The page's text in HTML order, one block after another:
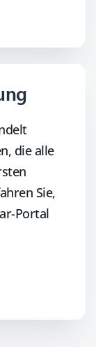
die alle
Sie,
Portal